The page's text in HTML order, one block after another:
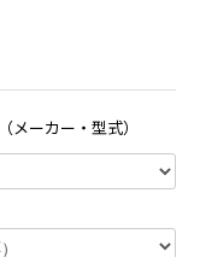
ーカー・型式）